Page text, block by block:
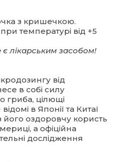
з кришечкою.
при температурі від +5
лікарським засобом!
від
в собі силу
гриба, цілющі
в Японії та Китаї
оздоровчу користь
а офіційна
дослідження